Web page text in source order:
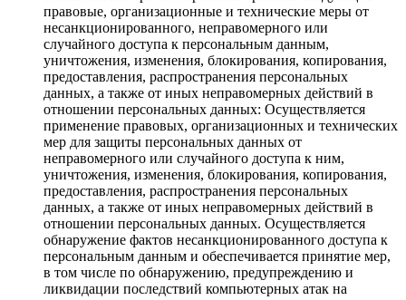
правовые, организационные и технические меры от
несанкционированного, неправомерного или
случайного доступа к персональным данным,
уничтожения, изменения, блокирования, копирования,
предоставления, распространения персональных
данных, а также от иных неправомерных действий в
отношении персональных данных: Осуществляется
применение правовых, организационных и технических
мер для защиты персональных данных от
неправомерного или случайного доступа к ним,
уничтожения, изменения, блокирования, копирования,
предоставления, распространения персональных
данных, а также от иных неправомерных действий в
отношении персональных данных. Осуществляется
обнаружение фактов несанкционированного доступа к
персональным данным и обеспечивается принятие мер,
в том числе по обнаружению, предупреждению и
ликвидации последствий компьютерных атак на